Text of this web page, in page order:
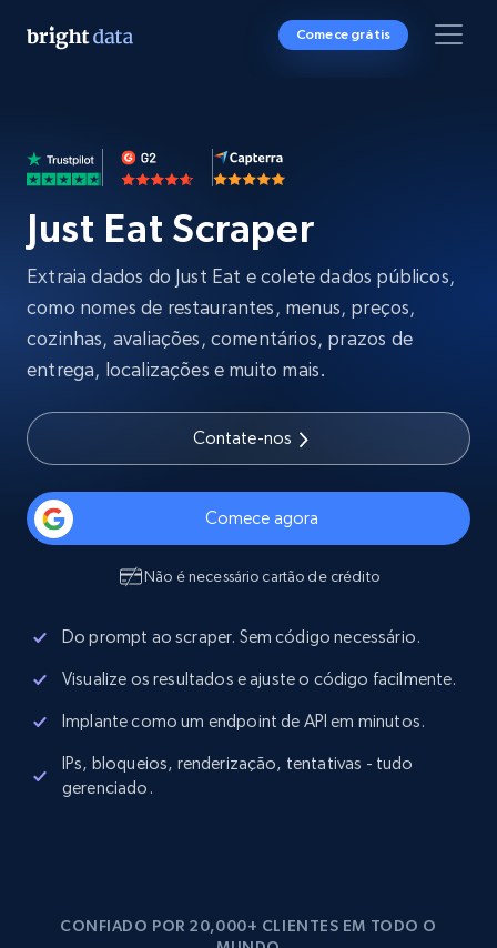
Comece grátis
Just Eat Scraper
Extraia dados do Just Eat e colete dados públicos,
como nomes de restaurantes, menus, preços,
cozinhas, avaliações, comentários, prazos de
entrega, localizações e muito mais.
Contate-nos
Comece agora
Não é necessário cartão de crédito
Do prompt ao scraper. Sem código necessário.
Visualize os resultados e ajuste o código facilmente.
Implante como um endpoint de API em minutos.
IPs, bloqueios, renderização, tentativas - tudo
gerenciado.
CONFIADO POR 20,000+ CLIENTES EM TODO O